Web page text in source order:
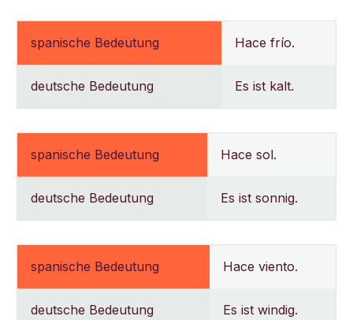
spanische Bedeutung Hace frío.
deutsche Bedeutung Es ist kalt.
spanische Bedeutung Hace sol.
deutsche Bedeutung Es ist sonnig.
spanische Bedeutung Hace viento.
deutsche Bedeutung Es ist windig.